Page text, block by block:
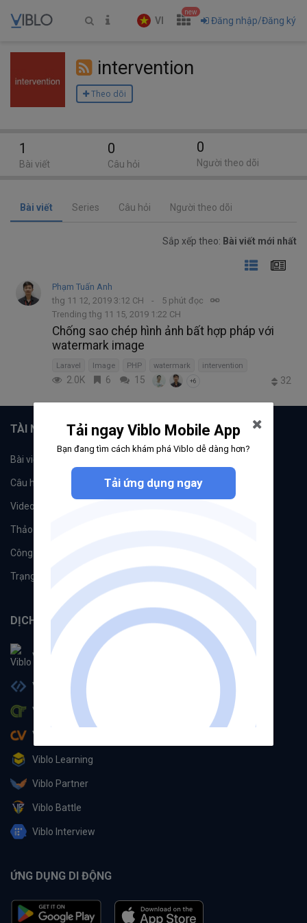
VI
new
Đăng nhập/Đăng ký
intervention
Theo dõi
Bài viết Series Câu hỏi Người theo dõi
Sắp xếp theo: Bài viết mới nhất
Phạm Tuấn Anh
thg 11 12, 2019 3:12 CH
5 phút đọc
Trending thg 11 15, 2019 1:22 CH
Chống sao chép hình ảnh bất hợp pháp với
watermark image
Laravel Image PHP watermark intervention
2.0K 6 15 +6 32
1
Bài viết
0
Câu hỏi
0
Người theo dõi
TÀI NGUYÊN
Bài viết
Câu hỏi Tags
Videos
Thảo luận
Công cụ
Trạng thái hệ thống
DỊCH VỤ
Viblo
Viblo Code
Viblo CTF
Viblo CV
Viblo Learning
Viblo Partner
Viblo Battle
Viblo Interview
ỨNG DỤNG DI ĐỘNG
Tải ngay Viblo Mobile App
Bạn đang tìm cách khám phá Viblo dễ dàng hơn?
Tải ứng dụng ngay